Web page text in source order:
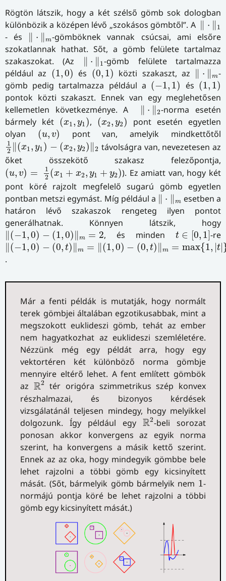
Rögtön látszik, hogy a két szélső gömb sok dologban
különbözik a középen lévő „szokásos gömbtől”. A
⋅ 1
‖⋅‖1
- és ⋅ ∥m
‖⋅‖m-gömböknek vannak csúcsai, ami elsőre
szokatlannak hathat. Sőt, a gömb felülete tartalmaz
szakaszokat. (Az
⋅ 1
‖ ‖1-gömb felülete tartalmazza
például az (1,0)
(1 0) és (0, 1)
(0,1) közti szakaszt, az ⋅ ∥m
‖⋅‖m-
gömb pedig tartalmazza például a (−1, 1)
(−1,1) és (1, 1)
(1,1)
pontok közti szakaszt. Ennek van egy meglehetősen
kellemetlen következménye. A
⋅ ∥2
‖ ‖2-norma esetén
bármely két (x1, y1)
(x1,y1), (x2, y2)
(x2,y2) pont esetén egyetlen
olyan (u, v)
(u,v) pont van, amelyik mindkettőtől
1
2
(x1, y1) − (x2, y2) ∥2
12‖(x y1) −(x ,y2)‖2
távolságra van, nevezetesen az
őket összekötő szakasz felezőpontja,
(u, v) =
1
2 (x1 + x2, y1 + y2)
(u,v)= (x1+x2,y1+
). Ez amiatt van, hogy két
pont köré rajzolt megfelelő sugarú gömb egyetlen
pontban metszi egymást. Míg például a
⋅ m
‖⋅‖m esetben a
határon lévő szakaszok rengeteg ilyen pontot
generálhatnak. Könnyen látszik, hogy
(−1,0) − (1,0) ∥m = 2
‖(−1,0)−(1,0)‖m= , és mindent ∈ 0, 1
t ∈ 0, 1] -re
(−1,0) − (0, t) ∥m = (1,0) − (0, t) m = max{1, t|
‖( 1,0)− t)‖m=‖( 0)− 0,t m=max 1, |t|}=1
.
Már a fenti példák is mutatják, hogy normált
terek gömbjei általában egzotikusabbak, mint a
megszokott euklideszi gömb, tehát az ember
nem hagyatkozhat az euklideszi szemléletére.
Nézzünk még egy példát arra, hogy egy
vektortéren két különböző norma gömbje
mennyire eltérő lehet. A fent említett gömbök
az R2
R2 tér origóra szimmetrikus szép konvex
részhalmazai, és bizonyos kérdések
vizsgálatánál teljesen mindegy, hogy melyikkel
dolgozunk. Így például egy R2
R2-beli sorozat
ponosan akkor konvergens az egyik norma
szerint, ha konvergens a másik kettő szerint.
Ennek az az oka, hogy mindegyik gömbbe bele
lehet rajzolni a többi gömb egy kicsinyített
mását. (Sőt, bármelyik gömb bármelyik nem 1
1-
normájú pontja köré be lehet rajzolni a többi
gömb egy kicsinyített mását.)